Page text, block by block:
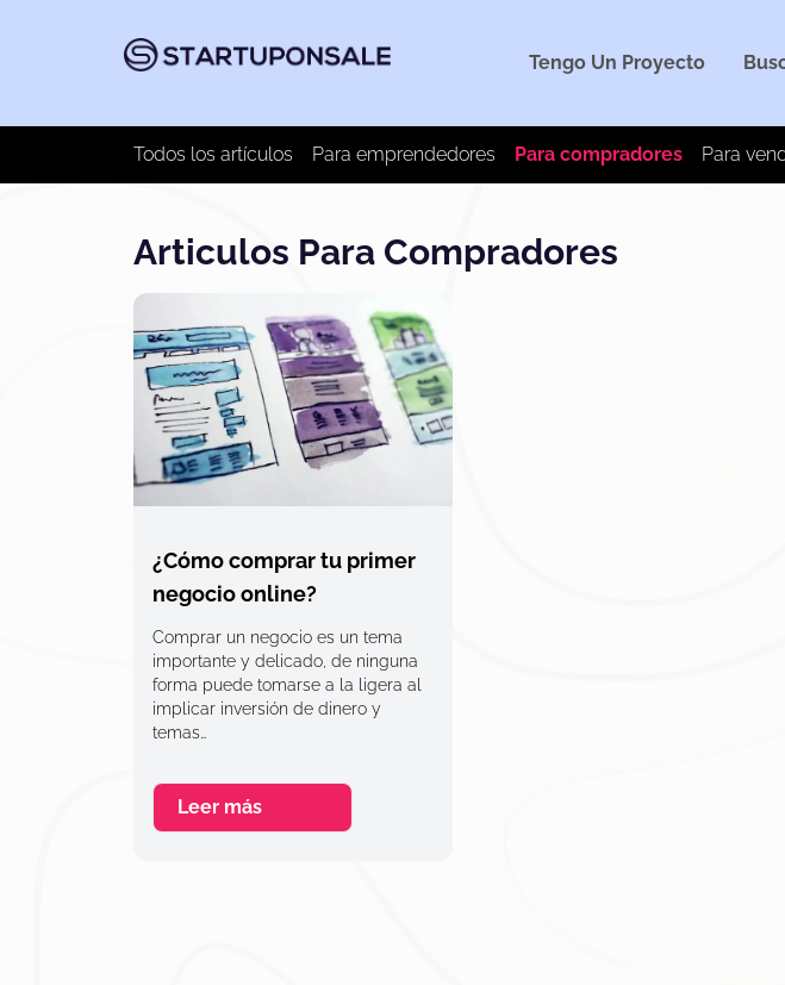
Tengo Un Proyecto
Todos los artículos Para emprendedores Para compradores Para
Articulos Para Compradores
¿Cómo comprar tu primer
negocio online?
Comprar un negocio es un tema
importante y delicado, de ninguna
forma puede tomarse a la ligera al
implicar inversión de dinero y
temas…
Leer más